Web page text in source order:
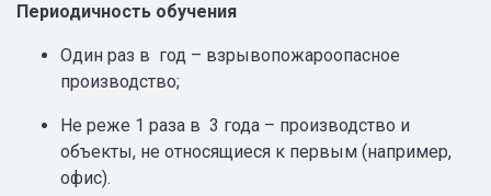
Периодичность обучения
Один раз в год – взрывопожароопасное
производство;
Не реже 1 раза в 3 года – производство и
объекты, не относящиеся к первым (например,
офис).